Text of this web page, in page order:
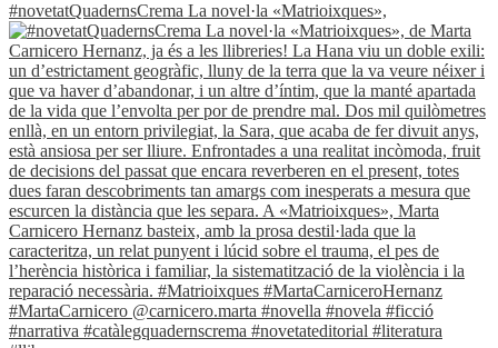
#novetatQuadernsCrema La novel·la «Matrioixques»,